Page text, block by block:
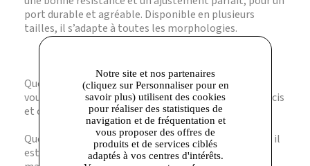
port durable et agréable. Disponible en plusieurs
tailles, il s’adapte à toutes les morphologies.
Question ? Quelle taille choisir ? Réponse. Référez-
vous au guide des tailles Dim pour un ajustement précis
et confortable.
Question ? Ce collant est-il résistant ? Réponse. Oui, il
est conçu pour offrir une bonne tenue grâce à ses
Notre site et nos partenaires
(cliquez sur Personnaliser pour en
savoir plus) utilisent des cookies
pour réaliser des statistiques de
navigation et de fréquentation et
vous proposer des offres de
produits et de services ciblés
adaptés à vos centres d'intérêts.